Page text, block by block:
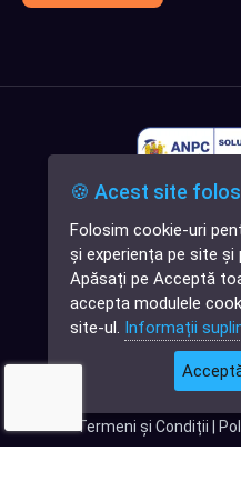
Softlead•
Termeni și Condiții |
🍪 Acest site
Folosim cookie-uri
și experiența pe site și
Apăsați pe Acceptă
accepta modulele
site-ul. Informații